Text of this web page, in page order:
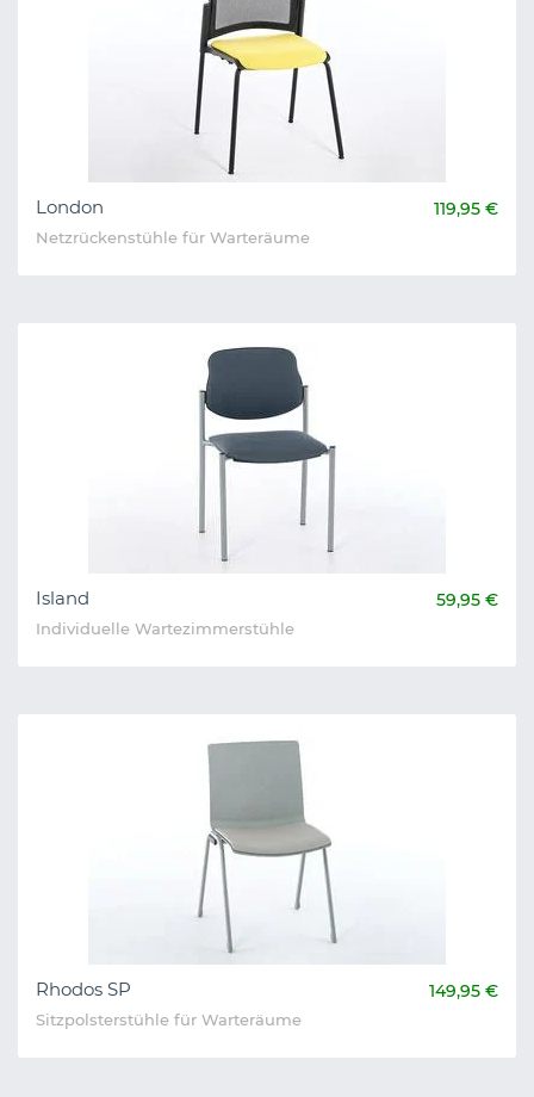
London 119,95 €
Netzrückenstühle für Warteräume
Island 59,95 €
Individuelle Wartezimmerstühle
Rhodos SP 149,95 €
Sitzpolsterstühle für Warteräume